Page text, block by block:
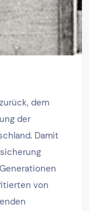
dem
der
Damit
von